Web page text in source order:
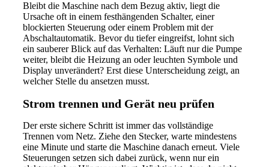
Bleibt die Maschine nach dem Bezug aktiv, liegt die
Ursache oft in einem festhängenden Schalter, einer
blockierten Steuerung oder einem Problem mit der
Abschaltautomatik. Bevor du tiefer eingreifst, lohnt sich
ein sauberer Blick auf das Verhalten: Läuft nur die Pumpe
weiter, bleibt die Heizung an oder leuchten Symbole und
Display unverändert? Erst diese Unterscheidung zeigt, an
welcher Stelle du ansetzen musst.
Strom trennen und Gerät neu prüfen
Der erste sichere Schritt ist immer das vollständige
Trennen vom Netz. Ziehe den Stecker, warte mindestens
eine Minute und starte die Maschine danach erneut. Viele
Steuerungen setzen sich dabei zurück, wenn nur ein